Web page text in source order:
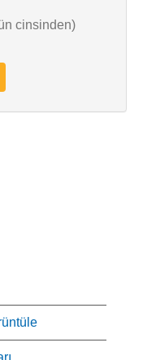
cinsinden)